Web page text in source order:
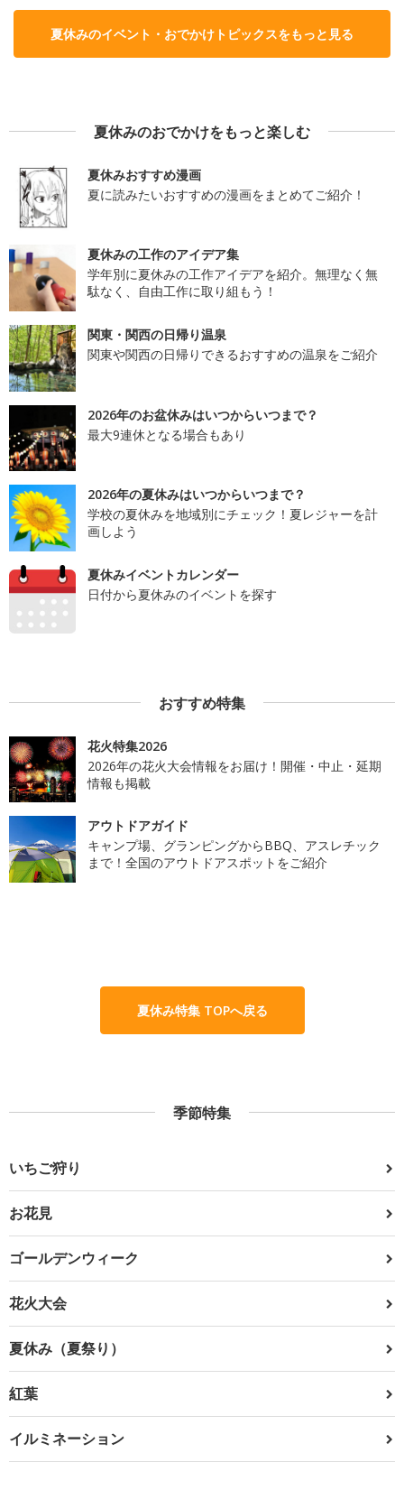
夏休みのイベント・おでかけトピックスをもっと見る
夏休みのおでかけをもっと楽しむ
夏休みおすすめ漫画
夏に読みたいおすすめの漫画をまとめてご紹介！
夏休みの工作のアイデア集
学年別に夏休みの工作アイデアを紹介。無理なく無
駄なく、自由工作に取り組もう！
関東・関西の日帰り温泉
関東や関西の日帰りできるおすすめの温泉をご紹介
2026年のお盆休みはいつからいつまで？
最大9連休となる場合もあり
2026年の夏休みはいつからいつまで？
学校の夏休みを地域別にチェック！夏レジャーを計
画しよう
夏休みイベントカレンダー
日付から夏休みのイベントを探す
おすすめ特集
花火特集2026
2026年の花火大会情報をお届け！開催・中止・延期
情報も掲載
アウトドアガイド
キャンプ場、グランピングからBBQ、アスレチック
まで！全国のアウトドアスポットをご紹介
夏休み特集 TOPへ戻る
季節特集
いちご狩り
お花見
ゴールデンウィーク
花火大会
夏休み（夏祭り）
紅葉
イルミネーション